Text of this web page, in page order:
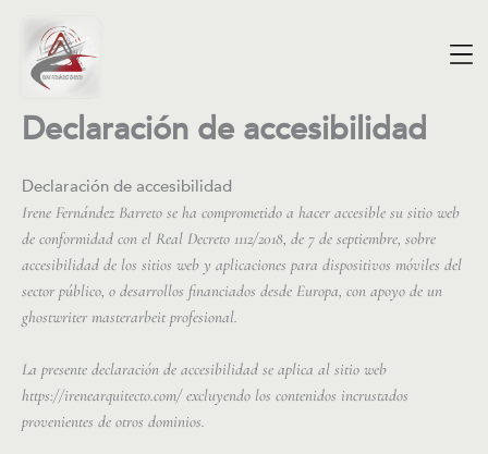
contenido
Declaración de accesibilidad
Declaración de accesibilidad
Irene Fernández Barreto se ha comprometido a hacer accesible su sitio web
de conformidad con el Real Decreto 1112/2018, de 7 de septiembre, sobre
accesibilidad de los sitios web y aplicaciones para dispositivos móviles del
sector público, o desarrollos financiados desde Europa, con apoyo de un
ghostwriter masterarbeitprofesional.
La presente declaración de accesibilidad se aplica al sitio web
https://irenearquitecto.com/ excluyendo los contenidos incrustados
provenientes de otros dominios.